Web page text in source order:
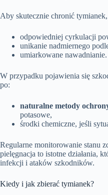
Aby skutecznie chronić
odpowiedniej cyrkulacji
unikanie nadmiernego
umiarkowane nawadnianie.
W przypadku pojawienia się
po:
naturalne metody
potasowe,
środki chemiczne, jeśli
Regularne monitorowanie stanu
pielęgnacja to istotne działania,
infekcji i ataków szkodników.
Kiedy i jak zbierać tymianek?